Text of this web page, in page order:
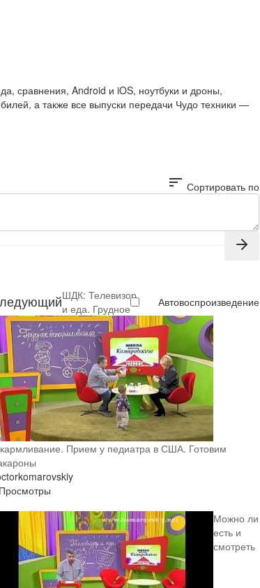
сравнения, Android и iOS, ноутбуки и дроны,
а также все выпуски передачи Чудо техники —
sort Сортировать по
Автовоспроизведение
ШДК: Телевизор
и еда. Грудное
Прием у педиатра в США. Готовим
Можно ли
есть и
смотреть